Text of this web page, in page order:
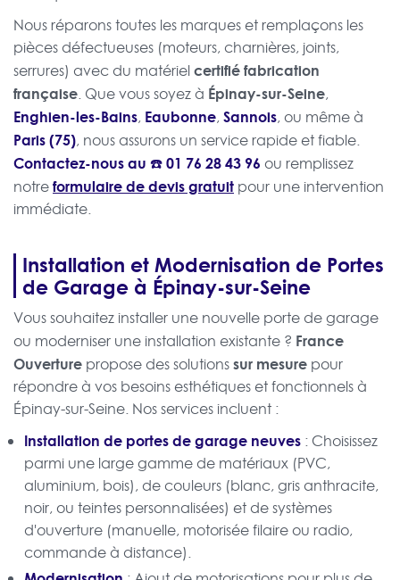
Nous réparons toutes les marques et remplaçons les
pièces défectueuses (moteurs, charnières, joints,
serrures) avec du matérielcertifié fabrication
française. Que vous soyez à Épinay-sur-Seine,
Enghien-les-Bains, Eaubonne, Sannois, ou même à
Paris (75), nous assurons un service rapide et fiable.
Contactez-nous au ☎️01 76 28 43 96 ou remplissez
notreformulaire de devis gratuit pour une intervention
immédiate.
Installation et Modernisation de Portes
de Garage à Épinay-sur-Seine
Vous souhaitez installer une nouvelle porte de garage
ou moderniser une installation existante ? France
Ouverture propose des solutionssur mesure pour
répondre à vos besoins esthétiques et fonctionnels à
Épinay-sur-Seine. Nos services incluent :
Installation de portes de garage neuves : Choisissez
parmi une large gamme de matériaux (PVC,
aluminium, bois), de couleurs (blanc, gris anthracite,
noir, ou teintes personnalisées) et de systèmes
d'ouverture (manuelle, motorisée filaire ou radio,
commande à distance).